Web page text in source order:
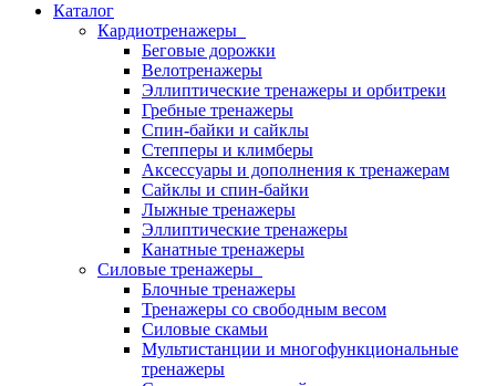
Каталог
Кардиотренажеры
Беговые дорожки
Велотренажеры
Эллиптические тренажеры и орбитреки
Гребные тренажеры
Спин-байки и сайклы
Степперы и климберы
Аксессуары и дополнения к тренажерам
Сайклы и спин-байки
Лыжные тренажеры
Эллиптические тренажеры
Канатные тренажеры
Силовые тренажеры
Блочные тренажеры
Тренажеры со свободным весом
Силовые скамьи
Мультистанции и многофункциональные
тренажеры